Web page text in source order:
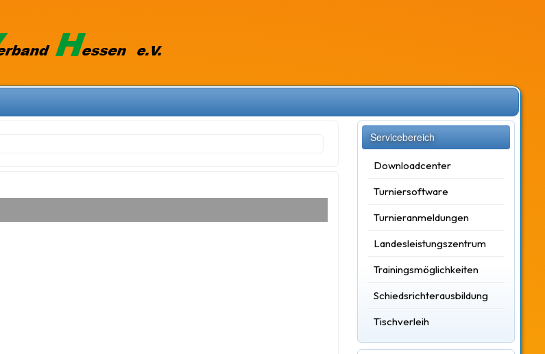
Servicebereich
Downloadcenter
Turniersoftware
Turnieranmeldungen
Landesleistungszentrum
Trainingsmöglichkeiten
Schiedsrichterausbildung
Tischverleih